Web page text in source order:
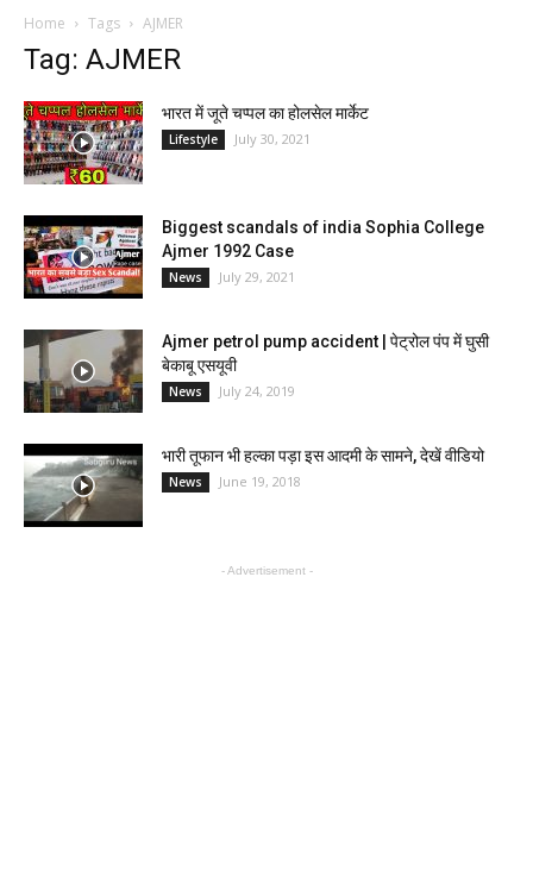
Home Tags AJMER
Tag: AJMER
भारत में जूते चप्पल का होलसेल मार्केट
Lifestyle July 30, 2021
Biggest scandals of india Sophia College
Ajmer 1992 Case
News July 29, 2021
Ajmer petrol pump accident | पेट्रोल पंप में घुसी
बेकाबू एसयूवी
News July 24, 2019
भारी तूफान भी हल्का पड़ा इस आदमी के सामने, देखें वीडियो
News June 19, 2018
- Advertisement -